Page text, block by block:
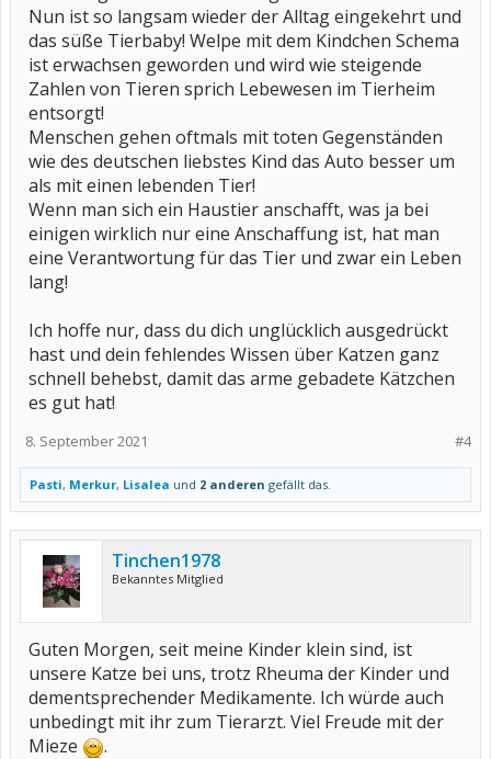
Nun ist so langsam wieder der Alltag eingekehrt und
das süße Tierbaby! Welpe mit dem Kindchen Schema
ist erwachsen geworden und wird wie steigende
Zahlen von Tieren sprich Lebewesen im Tierheim
entsorgt!
Menschen gehen oftmals mit toten Gegenständen
wie des deutschen liebstes Kind das Auto besser um
als mit einen lebenden Tier!
Wenn man sich ein Haustier anschafft, was ja bei
einigen wirklich nur eine Anschaffung ist, hat man
eine Verantwortung für das Tier und zwar ein Leben
lang!
Ich hoffe nur, dass du dich unglücklich ausgedrückt
hast und dein fehlendes Wissen über Katzen ganz
schnell behebst, damit das arme gebadete Kätzchen
es gut hat!
#4
8. September 2021
Pasti, Merkur, Lisalea und 2 anderen gefällt das.
Tinchen1978
Bekanntes Mitglied
Guten Morgen, seit meine Kinder klein sind, ist
unsere Katze bei uns, trotz Rheuma der Kinder und
dementsprechender Medikamente. Ich würde auch
unbedingt mit ihr zum Tierarzt. Viel Freude mit der
Mieze
.